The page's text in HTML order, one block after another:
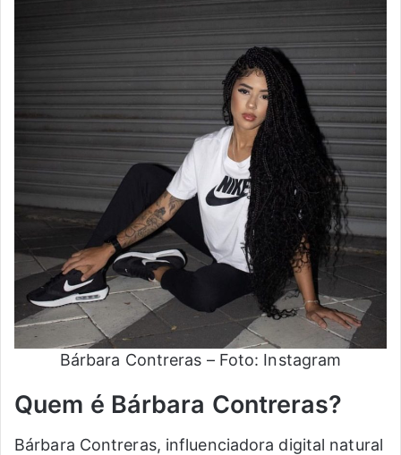
Bárbara Contreras – Foto: Instagram
Quem é Bárbara Contreras?
Bárbara Contreras, influenciadora digital natural